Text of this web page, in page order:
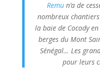
Remu n’a de
nombreux
la baie de Cocody
berges du Mont
Sénégal… Les
pour leurs